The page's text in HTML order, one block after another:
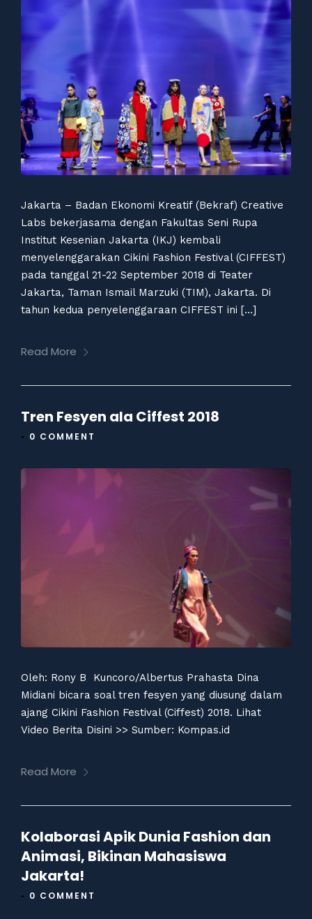
Jakarta – Badan Ekonomi Kreatif (Bekraf) Creative
Labs bekerjasama dengan Fakultas Seni Rupa
Institut Kesenian Jakarta (IKJ) kembali
menyelenggarakan Cikini Fashion Festival (CIFFEST)
pada tanggal 21-22 September 2018 di Teater
Jakarta, Taman Ismail Marzuki (TIM), Jakarta. Di
tahun kedua penyelenggaraan CIFFEST ini […]
Read More
Tren Fesyen ala Ciffest 2018
• 0 COMMENT
Oleh: Rony B Kuncoro/Albertus Prahasta Dina
Midiani bicara soal tren fesyen yang diusung dalam
ajang Cikini Fashion Festival (Ciffest) 2018. Lihat
Video Berita Disini >> Sumber: Kompas.id
Read More
Kolaborasi Apik Dunia Fashion dan
Animasi, Bikinan Mahasiswa
Jakarta!
• 0 COMMENT